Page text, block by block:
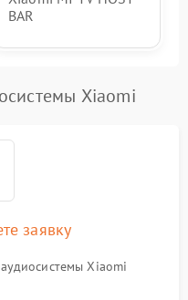
BAR
Xiaomi
заявку
Xiaomi